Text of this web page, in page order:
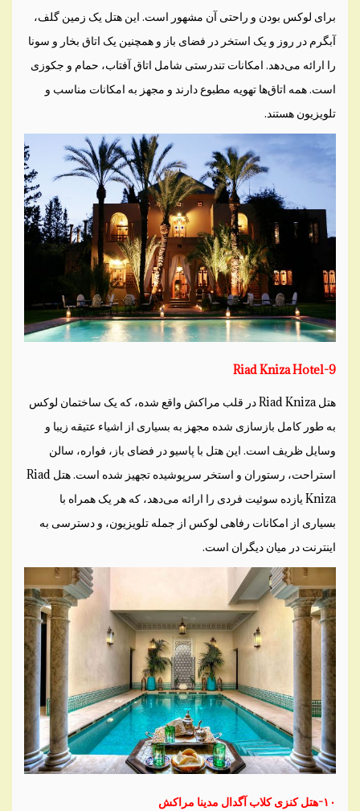
برای لوکس بودن و راحتی آن مشهور است. این هتل یک زمین گلف،
آبگرم در روز و یک استخر در فضای باز و همچنین یک اتاق بخار و سونا
را ارائه می‌دهد. امکانات تندرستی شامل اتاق آفتاب، حمام و جکوزی
است. همه اتاق‌ها تهویه مطبوع دارند و مجهز به امکانات مناسب و
تلویزیون هستند.
Riad Kniza Hotel-9
هتل Riad Kniza در قلب مراکش واقع شده، که یک ساختمان لوکس
به طور کامل بازسازی شده مجهز به بسیاری از اشیاء عتیقه زیبا و
وسایل ظریف است. این هتل با پاسیو در فضای باز، فواره، سالن
استراحت، رستوران و استخر سرپوشیده تجهیز شده است. هتل Riad
Kniza یازده سوئیت فردی را ارائه می‌دهد، که هر یک همراه با
بسیاری از امکانات رفاهی لوکس از جمله تلویزیون، و دسترسی به
اینترنت در میان دیگران است.
۱۰-هتل کنزی کلاب آگدال مدینا مراکش